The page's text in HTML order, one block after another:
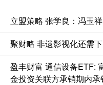
立盟策略 张学良：冯玉
聚财略 非遗影视化还需下
盈丰财富 通信设备ETF:
金投资关联方承销期内